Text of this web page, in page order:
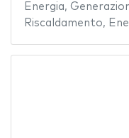
Energia,
Riscaldamento,